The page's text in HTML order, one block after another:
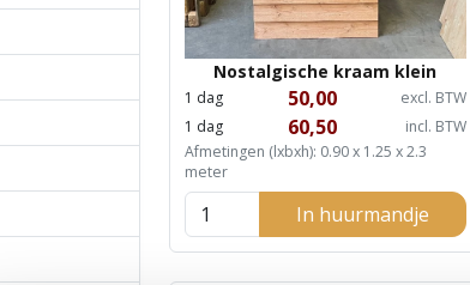
Nostalgische kraam klein
1 dag 50,00
excl. BTW
1 dag
60,50
incl. BTW
Afmetingen (lxbxh): 0.90 x 1.25 x 2.3
meter
In huurmandje